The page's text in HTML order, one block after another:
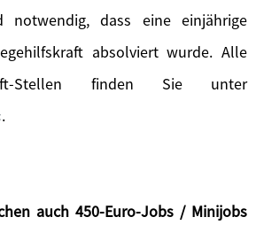
notwendig, dass eine einjährige
absolviert wurde. Alle
Stellen finden Sie unter
.
auch 450-Euro-Jobs / Minijobs